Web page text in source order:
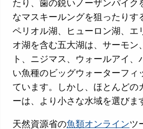
たり、歯の鋭いノーザンパイク
なマスキールングを狙ったりす
ペリオル湖、ヒューロン湖、エ
オ湖を含む五大湖は、サーモン
ト、ニジマス、ウォールアイ
い魚種のビッグウォーターフィ
ています。しかし、ほとんどの
ーは、より小さな水域を選びま
天然資源省の魚類オンラインツ